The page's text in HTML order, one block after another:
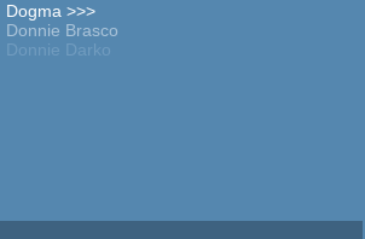
Dogma >>>
Donnie Brasco
Donnie Darko